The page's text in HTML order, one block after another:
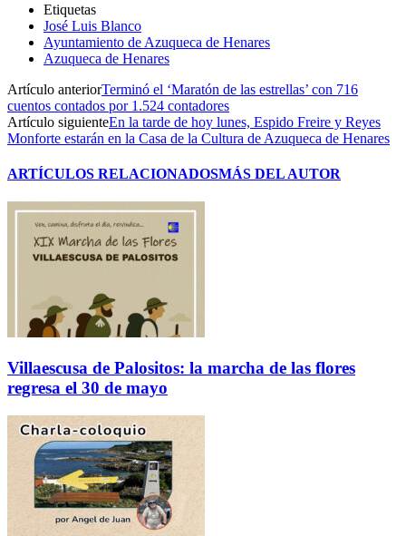
Etiquetas
José Luis Blanco
Ayuntamiento de Azuqueca de Henares
Azuqueca de Henares
Artículo anteriorTerminó el ‘Maratón de las estrellas’ con 716
cuentos contados por 1.524 contadores
Artículo siguienteEn la tarde de hoy lunes, Espido Freire y Reyes
Monforte estarán en la Casa de la Cultura de Azuqueca de Henares
ARTÍCULOS RELACIONADOSMÁS DEL AUTOR
Villaescusa de Palositos: la marcha de las flores
regresa el 30 de mayo